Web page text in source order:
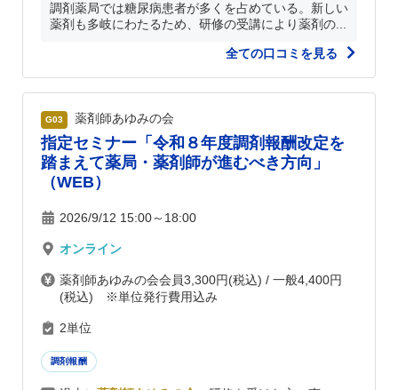
調剤薬局では糖尿病患者が多くを占めている。新しい
薬剤も多岐にわたるため、研修の受講により薬剤の...
全ての口コミを見る
G03 薬剤師あゆみの会
指定セミナー「令和８年度調剤報酬改定を
踏まえて薬局・薬剤師が進むべき方向」
（WEB）
2026/9/12 15:00～18:00
オンライン
薬剤師あゆみの会会員3,300円(税込) / 一般4,400円
(税込) ※単位発行費用込み
2単位
調剤報酬